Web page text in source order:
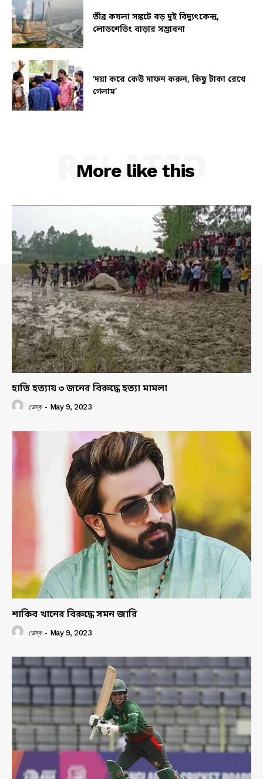
তীব্র কয়লা সঙ্কটে বড় দুই বিদ্যুৎকেন্দ্র,
লোডশেডিং বাড়ার সম্ভাবনা
‘দয়া করে কেউ দাফন করুন, কিছু টাকা রেখে
গেলাম’
More like this
RELATED
হাতি হত্যায় ৩ জনের বিরুদ্ধে হত্যা মামলা
ডেস্ক - May 9, 2023
শাকিব খানের বিরুদ্ধে সমন জারি
ডেস্ক - May 9, 2023